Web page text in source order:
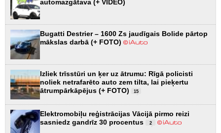
automazgātava (+ VIDEO)
Bugatti Destrier – 1600 Zs jaudīgais Bolide pārtop
mākslas darbā (+ FOTO)
Izliek trīsstūri un ķer uz ātrumu: Rīgā policisti
noliek netrafarēto auto zem tilta, lai pieķertu
ātrumpārkāpējus (+ FOTO)
15
Elektromobiļu reģistrācijas Vācijā pirmo reizi
sasniedz gandrīz 30 procentus
2